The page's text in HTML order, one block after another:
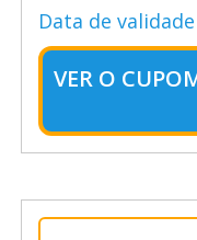
Data de
VER O